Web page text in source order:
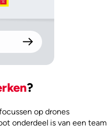
?
op drones
onderdeel is van een team